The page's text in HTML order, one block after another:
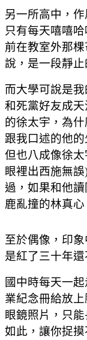
另一所高中，
只有每天嘻嘻
前在教室外那
說，是一段靜
而大學可說是
和死黨好友成
的徐太宇，為
跟我口述的他
但也八成像徐
眼裡出西施無
過，如果和他
鹿亂撞的林真心
至於偶像，印
是紅了三十年
國中時每天一
業紀念冊給放
眼鏡照片，只
如此，讓你捉